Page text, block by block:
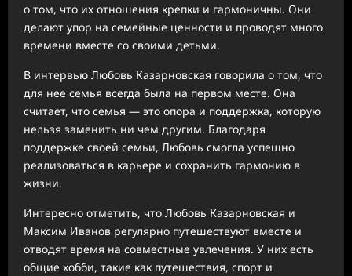
о том, что их отношения крепки и гармоничны. Они
делают упор на семейные ценности и проводят много
времени вместе со своими детьми.
В интервью Любовь Казарновская говорила о том, что
для нее семья всегда была на первом месте. Она
считает, что семья — это опора и поддержка, которую
нельзя заменить ни чем другим. Благодаря
поддержке своей семьи, Любовь смогла успешно
реализоваться в карьере и сохранить гармонию в
жизни.
Интересно отметить, что Любовь Казарновская и
Максим Иванов регулярно путешествуют вместе и
отводят время на совместные увлечения. У них есть
общие хобби, такие как путешествия, спорт и